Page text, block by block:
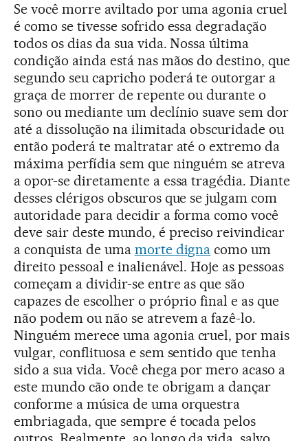
Se você morre aviltado por uma agonia cruel
é como se tivesse sofrido essa degradação
todos os dias da sua vida. Nossa última
condição ainda está nas mãos do destino, que
segundo seu capricho poderá te outorgar a
graça de morrer de repente ou durante o
sono ou mediante um declínio suave sem dor
até a dissolução na ilimitada obscuridade ou
então poderá te maltratar até o extremo da
máxima perfídia sem que ninguém se atreva
a opor-se diretamente a essa tragédia. Diante
desses clérigos obscuros que se julgam com
autoridade para decidir a forma como você
deve sair deste mundo, é preciso reivindicar
a conquista de uma morte digna como um
direito pessoal e inalienável. Hoje as pessoas
começam a dividir-se entre as que são
capazes de escolher o próprio final e as que
não podem ou não se atrevem a fazê-lo.
Ninguém merece uma agonia cruel, por mais
vulgar, conflituosa e sem sentido que tenha
sido a sua vida. Você chega por mero acaso a
este mundo cão onde te obrigam a dançar
conforme a música de uma orquestra
embriagada, que sempre é tocada pelos